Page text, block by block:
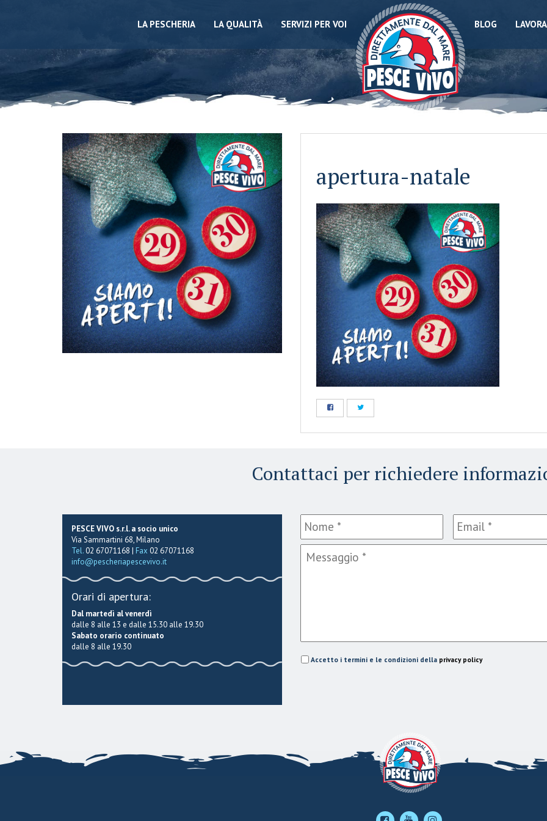
LA PESCHERIA LA QUALITÀ SERVIZI PER VOI BLOG
apertura-natale
Contattaci per richiedere
PESCE VIVO s.r.l. a socio unico
Via Sammartini 68, Milano
Tel.02 67071168 | Fax 02 67071168
info@pescheriapescevivo.it
Orari di apertura:
Dal martedì al venerdì
dalle 8 alle 13 e dalle 15.30 alle 19.30
Sabato orario continuato
dalle 8 alle 19.30
Accetto i termini e le condizioni della privacy policy